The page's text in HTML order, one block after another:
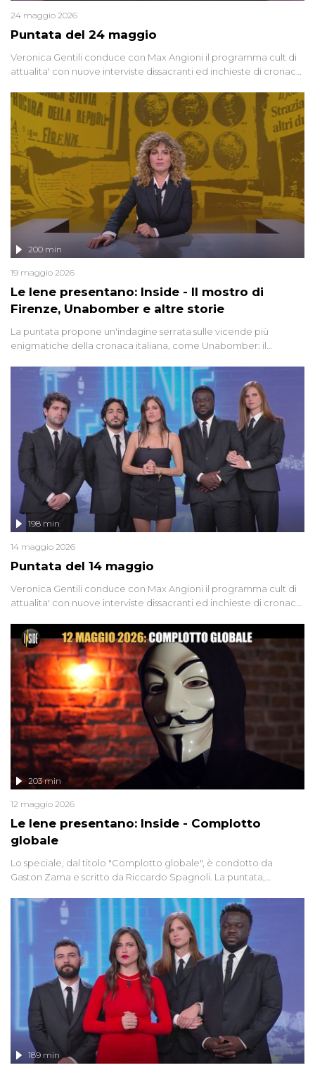
Puntata del 24 maggio
24 maggio 2026
Veronica Gentili conduce con Max Angioni il programma cult di
attualita' con nuove interviste dissacranti ed inchieste di cronaca
Le Iene presentano: Inside - Il mostro di
Firenze, Unabomber e altre storie
200 min
19 maggio 2026
La puntata propone un'indagine serrata sulle vicende più
enigmatiche della cronaca italiana, come Unabomber: il
'90 e il 2000 che, inquietantemente, potrebbe essere ancora in
libertà. Lo speciale affronta inoltre le zone d'ombra sul Mostro di
Firenze, le cui responsabilità appaiono ancora oggi avvolte in un
groviglio di dubbi mai chiariti. Nel corso dello speciale anche
l'intervista inedita a Olindo Romano, realizzata ne...
Puntata del 14 maggio
198 min
14 maggio 2026
Veronica Gentili conduce con Max Angioni il programma cult di
attualita' con nuove interviste dissacranti ed inchieste di cronaca
Le Iene presentano: Inside - Complotto
globale
203 min
12 maggio 2026
Lo speciale, dal titolo "Complotto globale", è condotto da
Gaston Zama e scritto da Riccardo Spagnoli. La puntata,
racconta l'universo delle narrazioni alternative, dei sospetti
globali e del complottismo che negli ultimi anni hanno invaso
social network, talk show, piazze digitali e immaginario collettivo.
189 min